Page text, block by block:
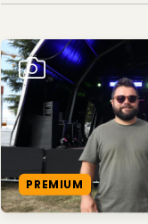
PREMIUM